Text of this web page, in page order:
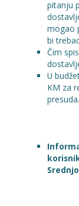
pitanju
mogao
bi
Čim
U
KM za
presuda.